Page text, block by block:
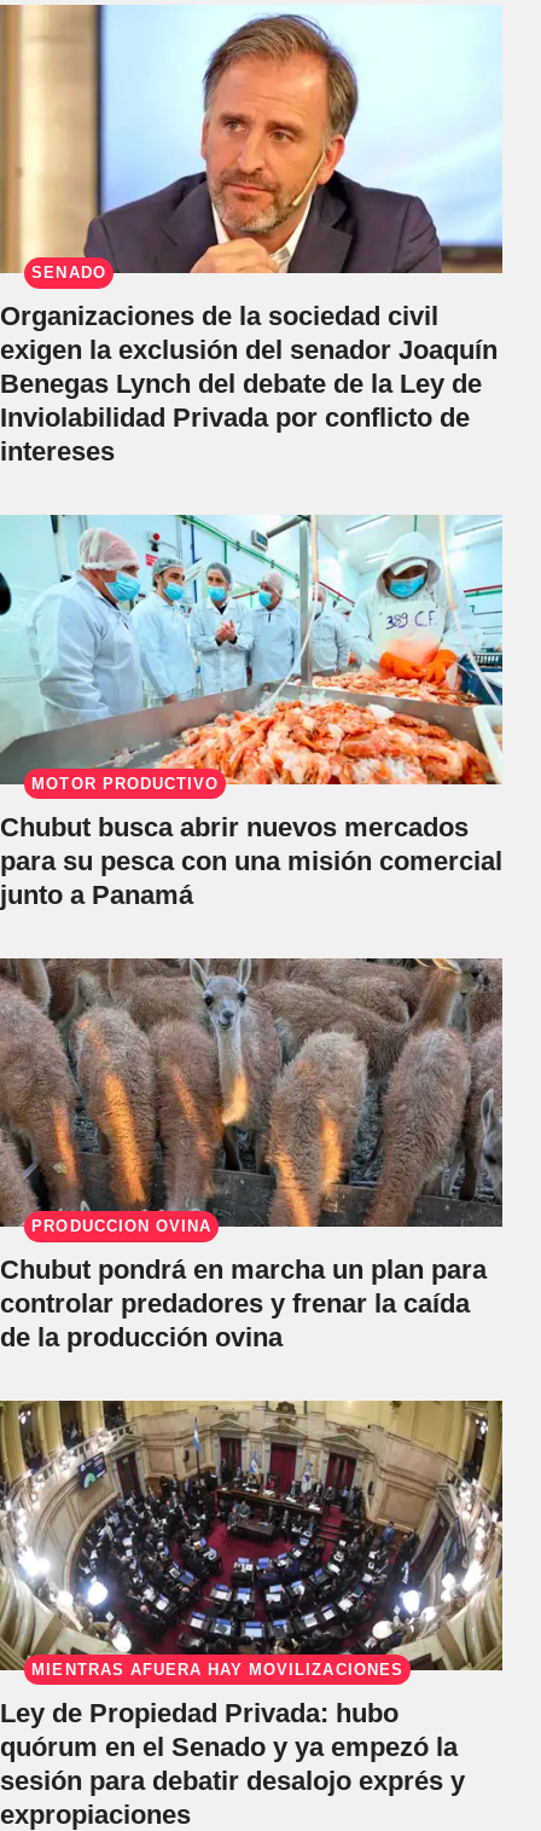
SENADO
Organizaciones de la sociedad civil
exigen la exclusión del senador Joaquín
Benegas Lynch del debate de la Ley de
Inviolabilidad Privada por conflicto de
intereses
MOTOR PRODUCTIVO
Chubut busca abrir nuevos mercados
para su pesca con una misión comercial
junto a Panamá
PRODUCCIÓN OVINA
Chubut pondrá en marcha un plan para
controlar predadores y frenar la caída
de la producción ovina
MIENTRAS AFUERA HAY MOVILIZACIONES
Ley de Propiedad Privada: hubo
quórum en el Senado y ya empezó la
sesión para debatir desalojo exprés y
expropiaciones